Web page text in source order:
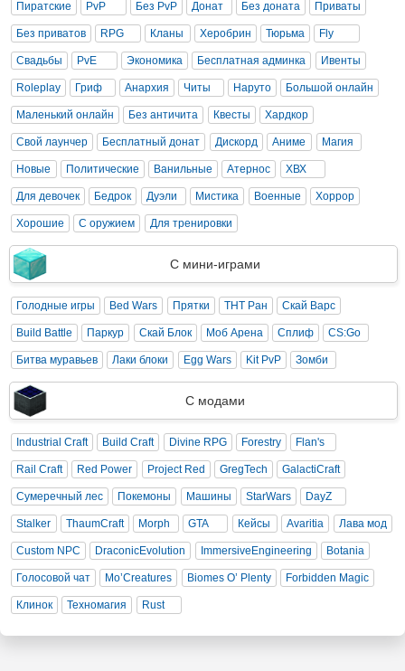
Пиратские PvP Без PvP Донат Без доната Приваты
Без приватов RPG Кланы Херобрин Тюрьма Fly
Свадьбы PvE Экономика Бесплатная админка Ивенты
Roleplay Гриф Анархия Читы Наруто Большой онлайн
Маленький онлайн Без античита Квесты Хардкор
Свой лаунчер Бесплатный донат Дискорд Аниме Магия
Новые Политические Ванильные Атернос ХВХ
Для девочек Бедрок Дуэли Мистика Военные Хоррор
Хорошие С оружием Для тренировки
С мини-играми
Голодные игры Bed Wars Прятки ТНТ Ран Скай Варс
Build Battle Паркур Скай Блок Моб Арена Сплиф CS:Go
Битва муравьев Лаки блоки Egg Wars Kit PvP Зомби
С модами
Industrial Craft Build Craft Divine RPG Forestry Flan's
Rail Craft Red Power Project Red GregTech GalactiCraft
Сумеречный лес Покемоны Машины StarWars DayZ
Stalker ThaumCraft Morph GTA Кейсы Avaritia Лава мод
Custom NPC DraconicEvolution ImmersiveEngineering Botania
Голосовой чат Mo’Creatures Biomes O’ Plenty Forbidden Magic
Клинок Техномагия Rust